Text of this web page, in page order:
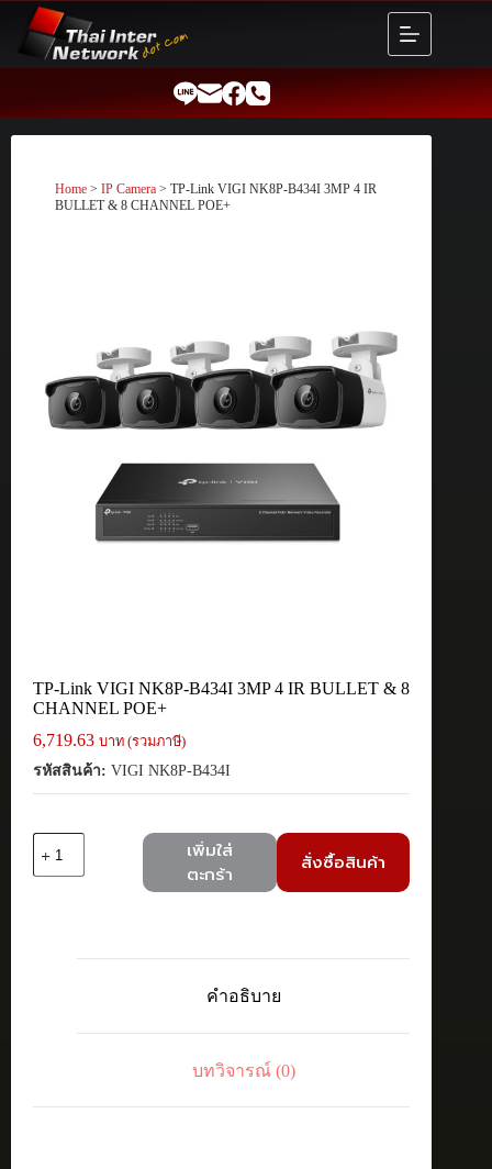
content
Home > IP Camera > TP-Link VIGI NK8P-B434I 3MP 4 IR
BULLET & 8 CHANNEL POE+
TP-Link VIGI NK8P-B434I 3MP 4 IR BULLET & 8
CHANNEL POE+
6,719.63 บาท (รวมภาษี)
รหัสสินค้า: VIGI NK8P-B434I
TP-
เพิ่มใส่
ตะกร้า
สั่งซื้อสินค้า
คำอธิบาย
บทวิจารณ์ (0)